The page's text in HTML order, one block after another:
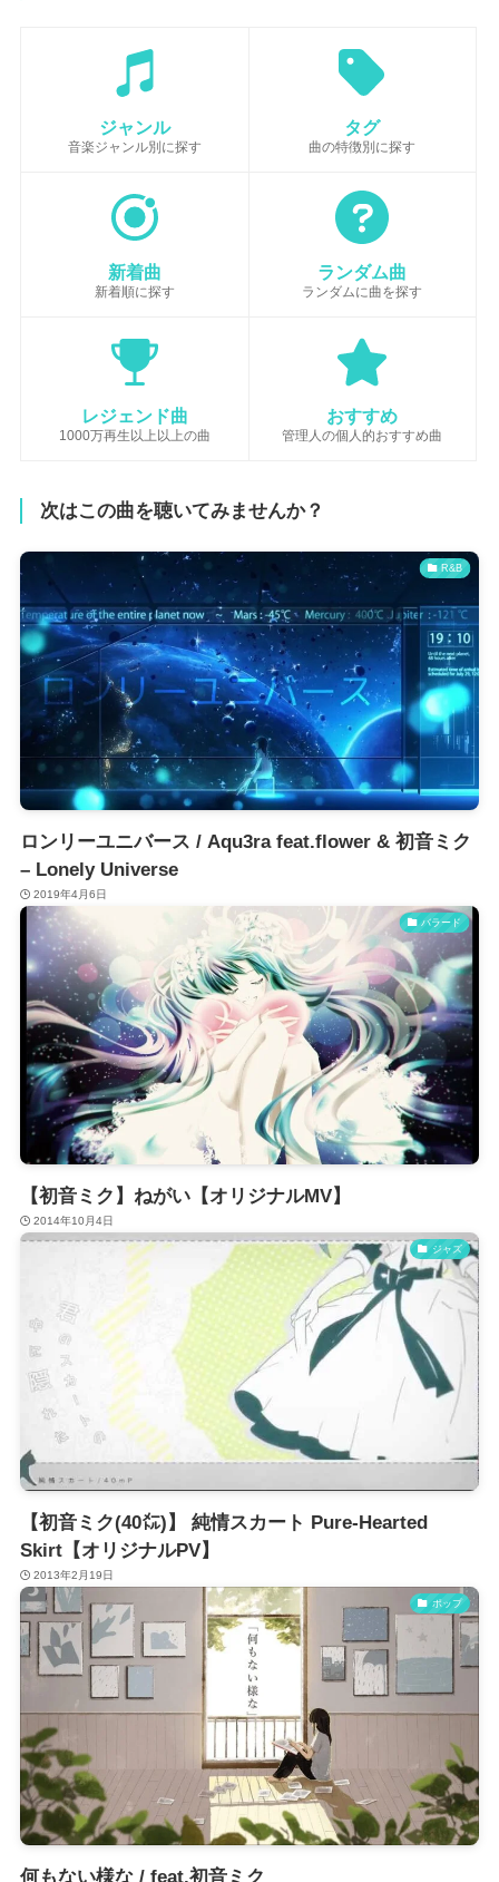
ジャンル
音楽ジャンル別に探す
タグ
曲の特徴別に探す
新着曲
新着順に探す
ランダム曲
ランダムに曲を探す
レジェンド曲
1000万再生以上以上の曲
おすすめ
管理人の個人的おすすめ曲
次はこの曲を聴いてみませんか？
R&B
ロンリーユニバース / Aqu3ra feat.flower & 初音ミク
– Lonely Universe
2019年4月6日
バラード
【初音ミク】ねがい【オリジナルMV】
2014年10月4日
ジャズ
【初音ミク(40㍍)】 純情スカート Pure-Hearted
Skirt【オリジナルPV】
2013年2月19日
ポップ
何もない様な / feat.初音ミク